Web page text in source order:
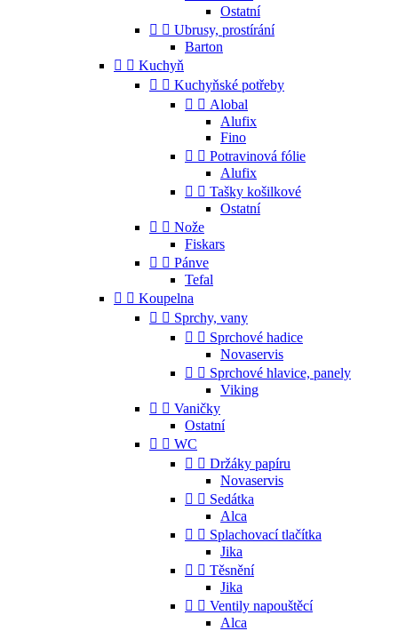
Ostatní
  Ubrusy, prostírání
Barton
  Kuchyň
  Kuchyňské potřeby
  Alobal
Alufix
Fino
  Potravinová fólie
Alufix
  Tašky košilkové
Ostatní
  Nože
Fiskars
  Pánve
Tefal
  Koupelna
  Sprchy, vany
  Sprchové hadice
Novaservis
  Sprchové hlavice, panely
Viking
  Vaničky
Ostatní
  WC
  Držáky papíru
Novaservis
  Sedátka
Alca
  Splachovací tlačítka
Jika
  Těsnění
Jika
  Ventily napouštěcí
Alca